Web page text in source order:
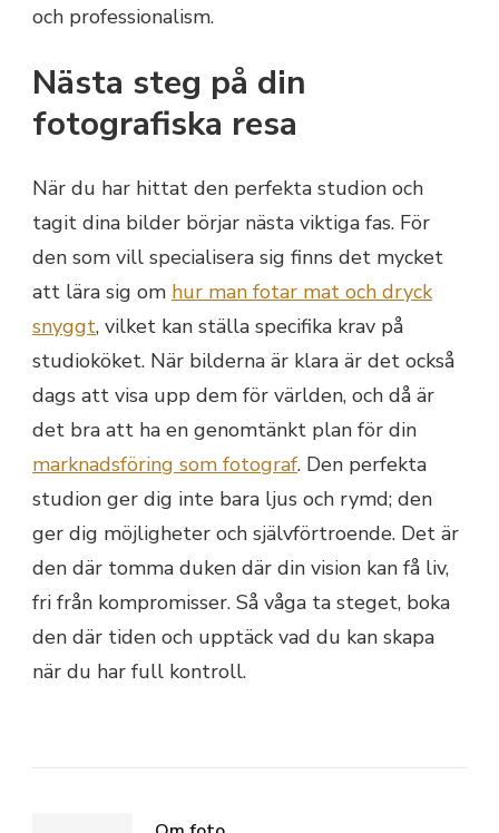
och professionalism.
Nästa steg på din
fotografiska resa
När du har hittat den perfekta studion och
tagit dina bilder börjar nästa viktiga fas. För
den som vill specialisera sig finns det mycket
att lära sig om hur man fotar mat och dryck
snyggt, vilket kan ställa specifika krav på
studioköket. När bilderna är klara är det också
dags att visa upp dem för världen, och då är
det bra att ha en genomtänkt plan för din
marknadsföring som fotograf. Den perfekta
studion ger dig inte bara ljus och rymd; den
ger dig möjligheter och självförtroende. Det är
den där tomma duken där din vision kan få liv,
fri från kompromisser. Så våga ta steget, boka
den där tiden och upptäck vad du kan skapa
när du har full kontroll.